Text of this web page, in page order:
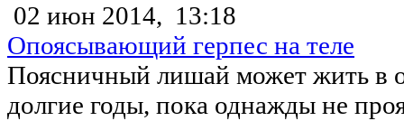
02 июн 2014, 13:18
Опоясывающий герпес на теле
Поясничный лишай может жить в
долгие годы, пока однажды не